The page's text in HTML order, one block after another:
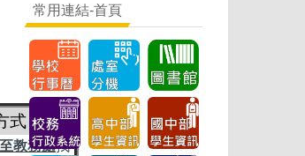
式
教務處找
常用連結-首頁